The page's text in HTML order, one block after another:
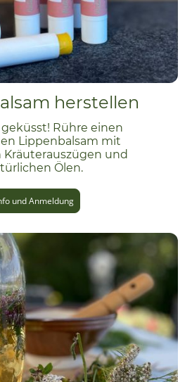
herstellen
Rühre einen
Lippenbalsam mit
und
Ölen.
und Anmeldung